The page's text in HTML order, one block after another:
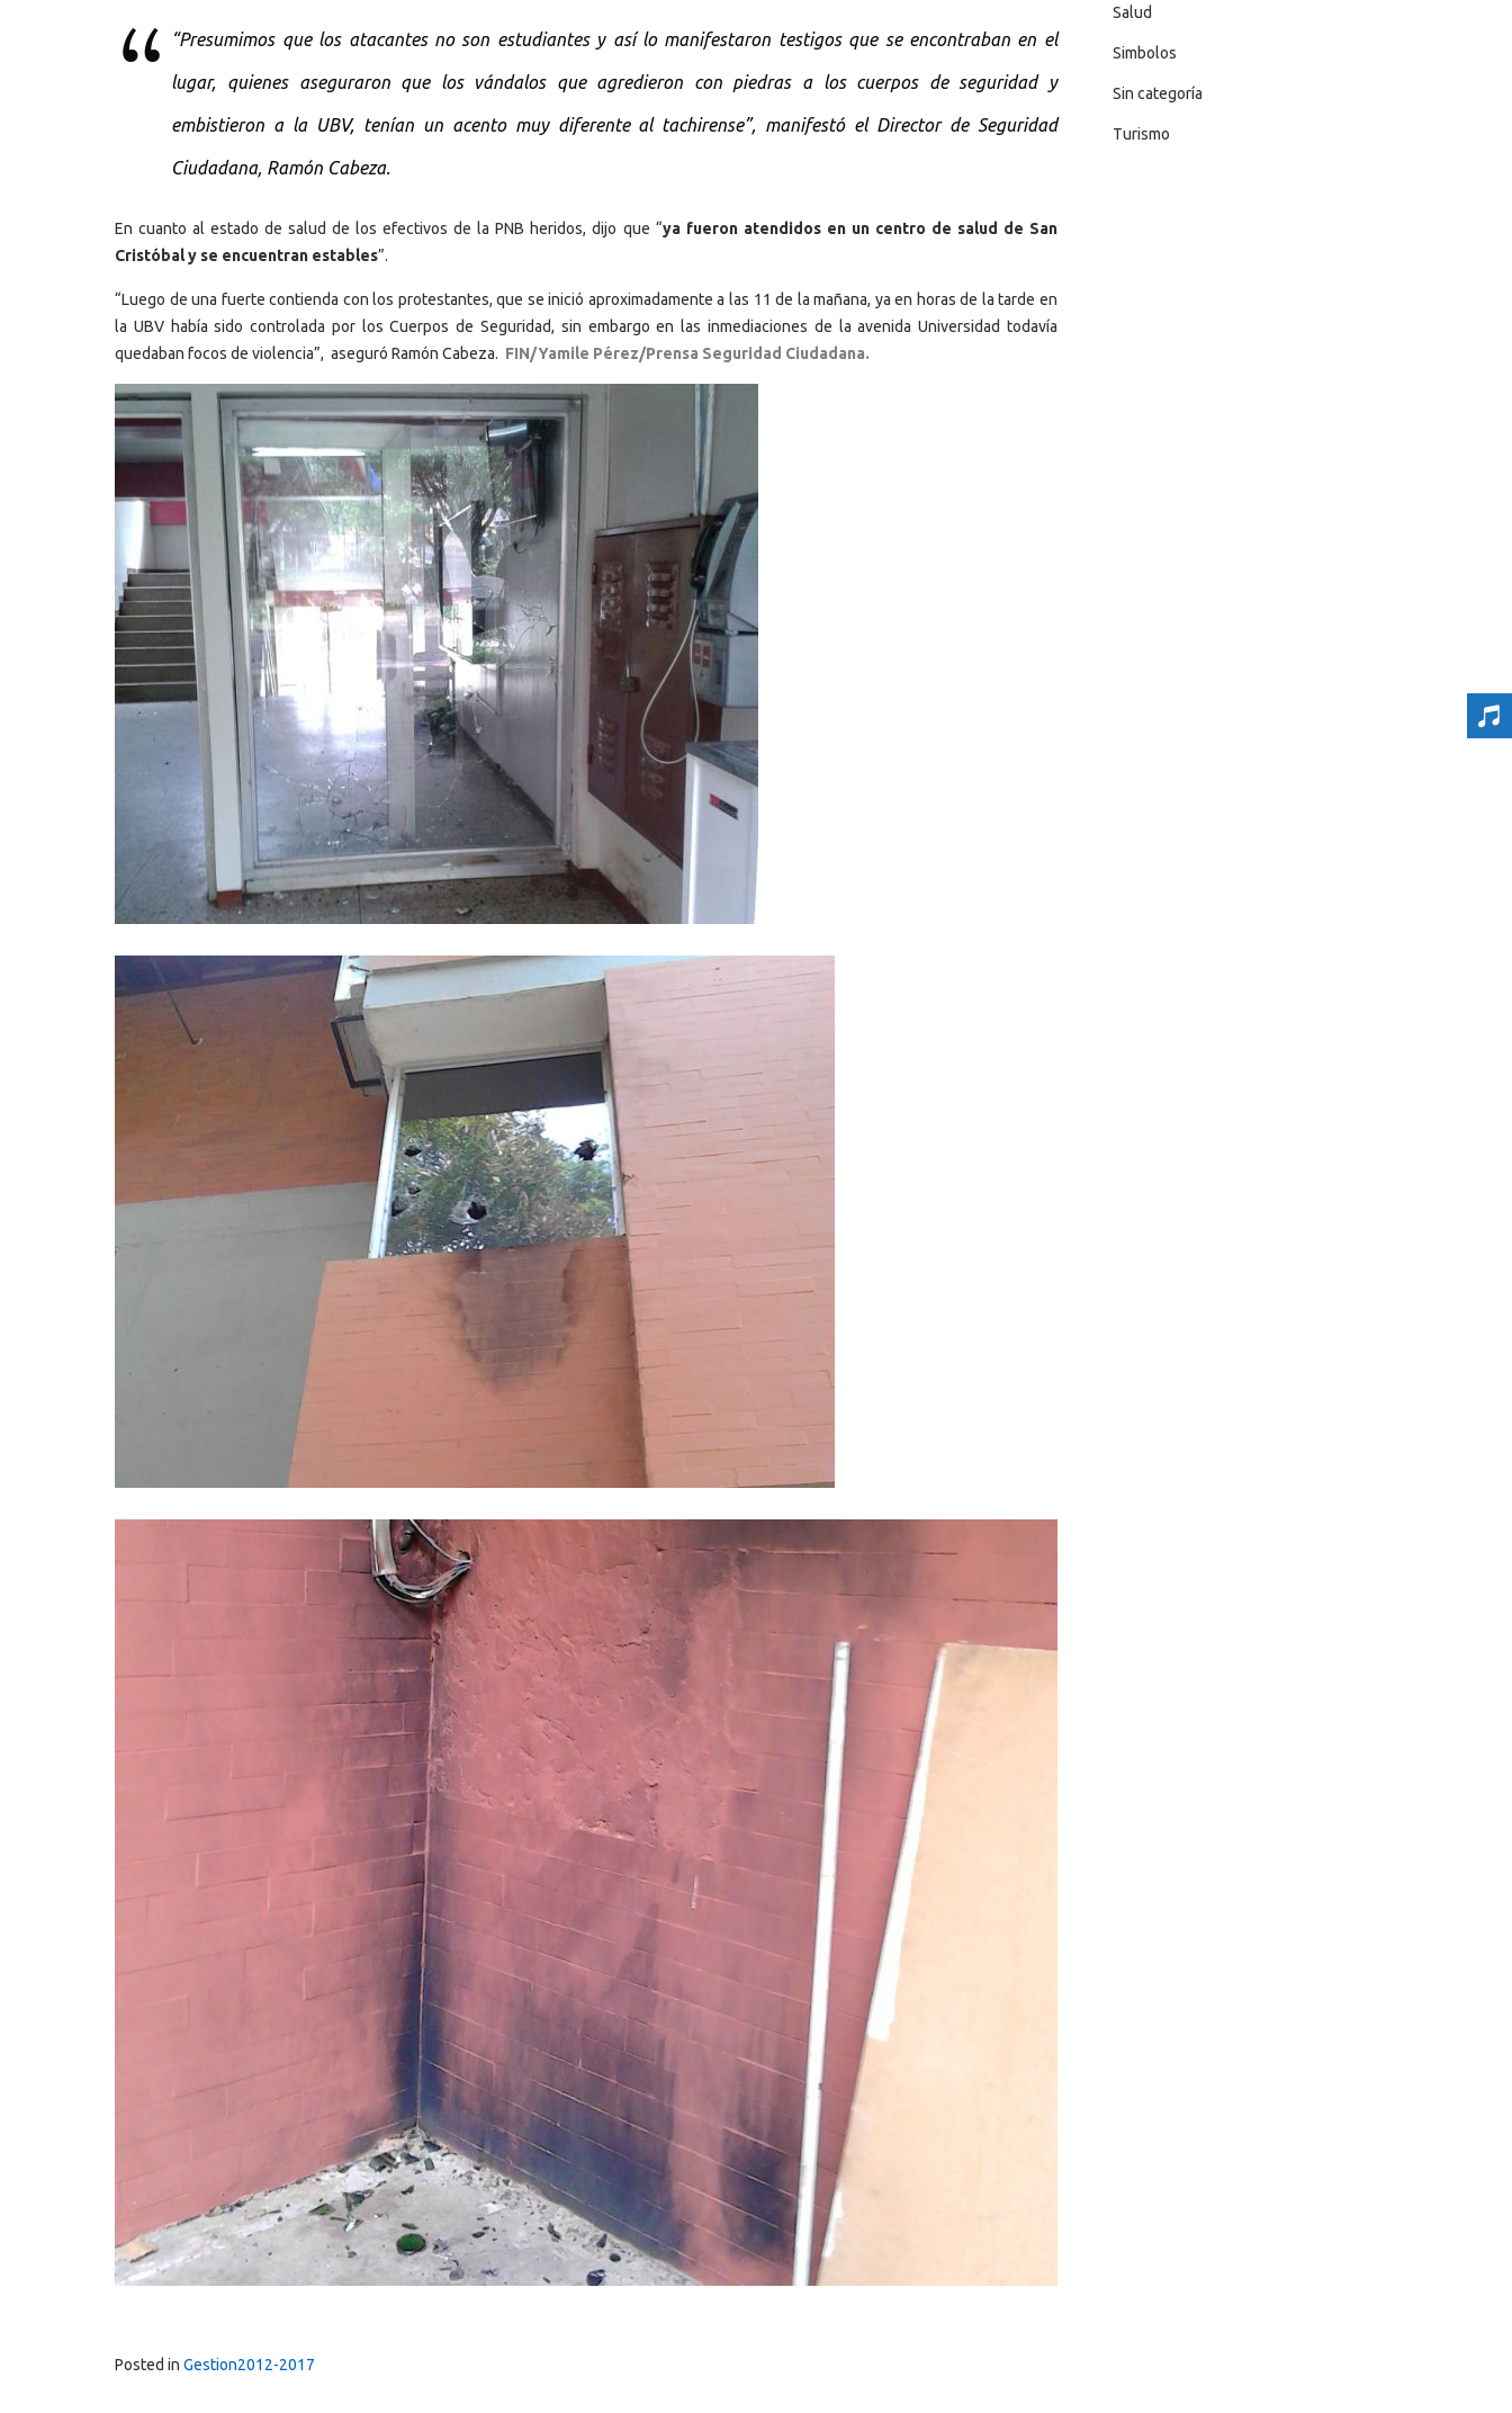
“Presumimos que los atacantes no son estudiantes y así lo manifestaron testigos que se encontraban en el
lugar, quienes aseguraron que los vándalos que agredieron con piedras a los cuerpos de seguridad y
embistieron a la UBV, tenían un acento muy diferente al tachirense”, manifestó el Director de Seguridad
Ciudadana, Ramón Cabeza.
En cuanto al estado de salud de los efectivos de la PNB heridos, dijo que “ya fueron atendidos en un centro de salud de San
Cristóbal y se encuentran estables”.
“Luego de una fuerte contienda con los protestantes, que se inició aproximadamente a las 11 de la mañana, ya en horas de la tarde en
la UBV había sido controlada por los Cuerpos de Seguridad, sin embargo en las inmediaciones de la avenida Universidad todavía
quedaban focos de violencia”, aseguró Ramón Cabeza. FIN/Yamile Pérez/Prensa Seguridad Ciudadana.
Posted in Gestion2012-2017
Salud
Simbolos
Sin categoría
Turismo